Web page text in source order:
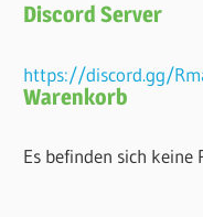
Discord Server
https://discord.gg/
Warenkorb
Es befinden sich